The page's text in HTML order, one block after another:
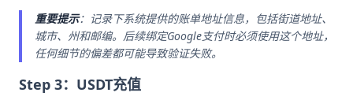
重要提示：记录下系统提供的账单地址信息，包括街道地址、
城市、州和邮编。后续绑定Google支付时必须使用这个地址，
任何细节的偏差都可能导致验证失败。
Step 3：USDT充值